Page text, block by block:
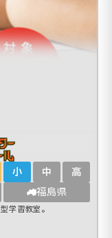
小 中 高
福島県
学習教室。